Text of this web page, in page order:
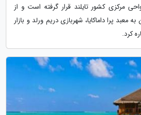
مرکزی کشور تایلند قرار گرفته است و از
پرا داماکایا، شهربازی دریم ورلد و بازار
کرد.